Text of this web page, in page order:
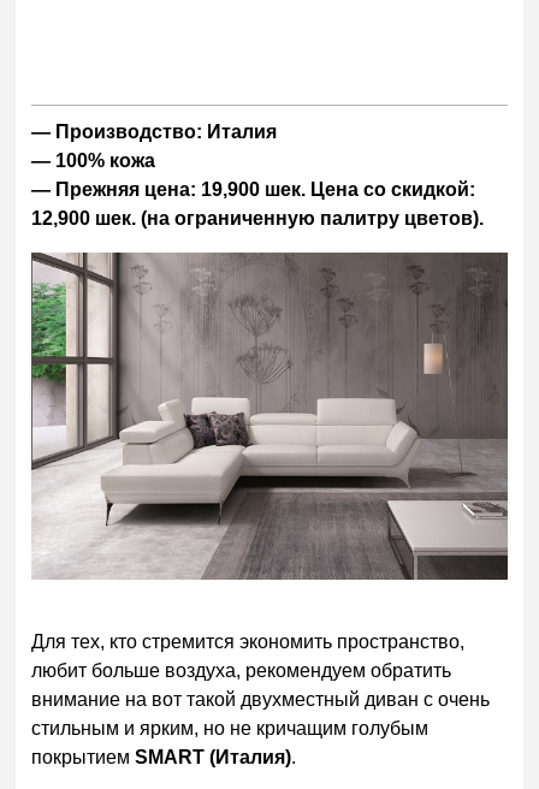
— Производство: Италия
— 100% кожа
— Прежняя цена: 19,900 шек. Цена со скидкой:
12,900 шек. (на ограниченную палитру цветов).
Для тех, кто стремится экономить пространство,
любит больше воздуха, рекомендуем обратить
внимание на вот такой двухместный диван с очень
стильным и ярким, но не кричащим голубым
покрытиемSMART (Италия).